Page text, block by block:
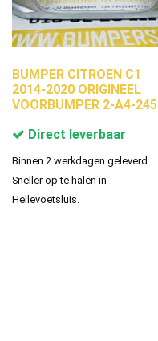
BUMPER CITROEN C1
2014-2020 ORIGINEEL
VOORBUMPER 2-A4-245
Direct leverbaar
Binnen 2 werkdagen geleverd.
Sneller op te halen in
Hellevoetsluis.